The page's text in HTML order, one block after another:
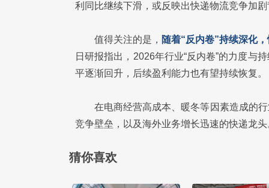
利同比继续下滑，或反映出快递物流竞争加
值得关注的是， 随着“反内卷”持续深化
日研报指出，2026年行业“反内卷”的力度与
平逐渐回升，后续盈利能力也有望持续恢复。
在电商经营高成本、暖冬等因素造成的
竞争壁垒，以及海外业务增长迅速的快递龙头
猜你喜欢